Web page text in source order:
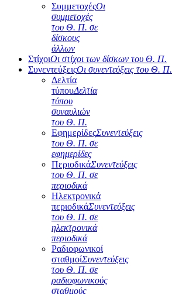
ΣυμμετοχέςΟι
συμμετοχές
του Θ. Π. σε
δίσκους
άλλων
ΣτίχοιΟι στίχοι των δίσκων του Θ. Π.
ΣυνεντεύξειςΟι συνεντεύξεις του Θ. Π.
Δελτία
τύπουΔελτία
τύπου
συναυλιών
του Θ. Π.
ΕφημερίδεςΣυνεντεύξεις
του Θ. Π. σε
εφημερίδες
ΠεριοδικάΣυνεντεύξεις
του Θ. Π. σε
περιοδικά
Ηλεκτρονικά
περιοδικάΣυνεντεύξεις
του Θ. Π. σε
ηλεκτρονικά
περιοδικά
Ραδιοφωνικοί
σταθμοίΣυνεντεύξεις
του Θ. Π. σε
ραδιοφωνικούς
σταθμούς